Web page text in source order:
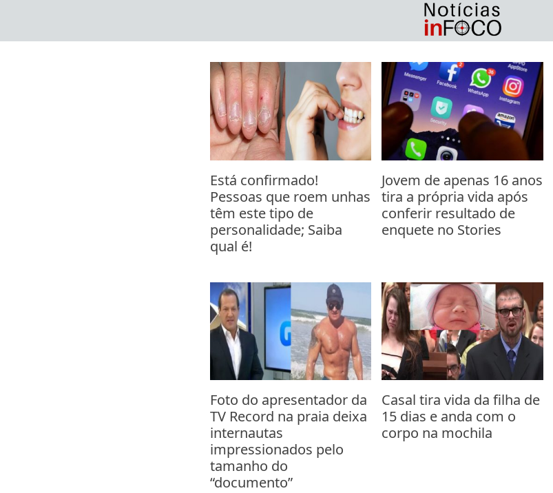
content
Está confirmado!
Pessoas que roem unhas
têm este tipo de
personalidade; Saiba
qual é!
Jovem de apenas 16 anos
tira a própria vida após
conferir resultado de
enquete no Stories
Foto do apresentador da
TV Record na praia deixa
internautas
impressionados pelo
tamanho do
“documento”
Casal tira vida da filha de
15 dias e anda com o
corpo na mochila